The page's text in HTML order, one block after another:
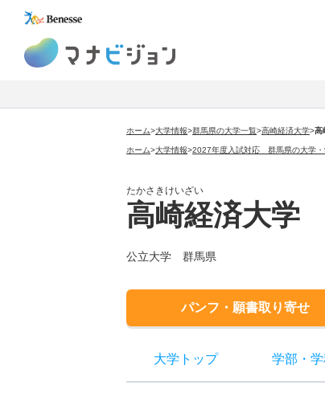
ホーム>大学情報>群馬県の大学一覧>高崎経済大学>高
ホーム>大学情報>2027年度入試対応 群馬県の大学・
たかさきけいざい
高崎経済大学
公立大学 群馬県
パンフ・願書取り寄せ
大学トップ 学部 ・